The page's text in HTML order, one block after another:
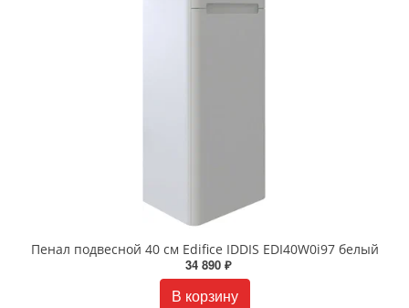
Пенал подвесной 40 см Edifice IDDIS EDI40W0i97 белый
34 890 ₽
В корзину